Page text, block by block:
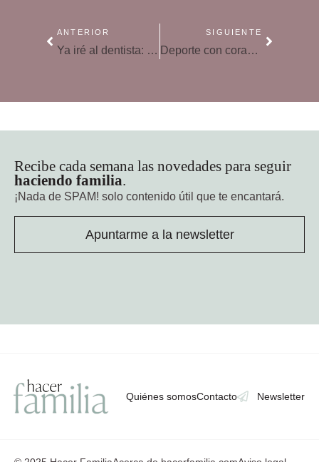
ANTERIOR
Ya iré al dentista: ¿qué pasa si no tratamos a tiempo los problemas dentales?
SIGUIENTE
Deporte con corazón, beneficios de la actividad para la salud cardiaca
Recibe cada semana las novedades para seguir
haciendo familia.
¡Nada de SPAM! solo contenido útil que te encantará.
Apuntarme a la newsletter
Quiénes somosContacto Newsletter